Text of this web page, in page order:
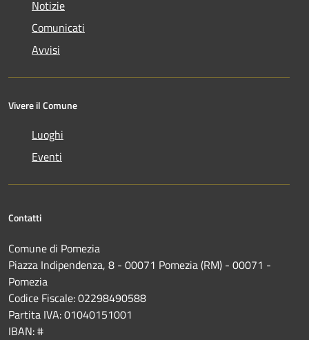
Notizie
Comunicati
Avvisi
Vivere il Comune
Luoghi
Eventi
Contatti
Comune di Pomezia
Piazza Indipendenza, 8 - 00071 Pomezia (RM) - 00071 -
Pomezia
Codice Fiscale: 02298490588
Partita IVA: 01040151001
IBAN: #